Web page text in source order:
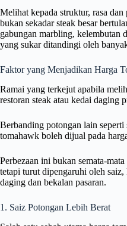
Melihat kepada struktur, rasa
bukan sekadar steak besar
gabungan marbling, kelembutan
yang sukar ditandingi oleh
Faktor yang Menjadikan Harga
Ramai yang terkejut apabila
restoran steak atau kedai daging
Berbanding potongan lain seperti
tomahawk boleh dijual pada
Perbezaan ini bukan semata-
tetapi turut dipengaruhi oleh
daging dan bekalan pasaran.
1. Saiz Potongan Lebih Berat